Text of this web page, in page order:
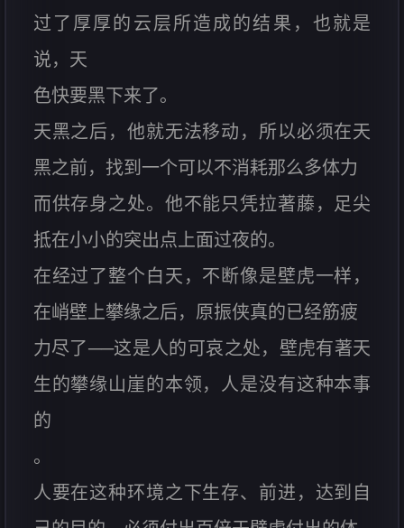
过了厚厚的云层所造成的结果，也就是
说，天
色快要黑下来了。
天黑之后，他就无法移动，所以必须在天
黑之前，找到一个可以不消耗那么多体力
而供存身之处。他不能只凭拉著藤，足尖
抵在小小的突出点上面过夜的。
在经过了整个白天，不断像是壁虎一样，
在峭壁上攀缘之后，原振侠真的已经筋疲
力尽了──这是人的可哀之处，壁虎有著天
生的攀缘山崖的本领，人是没有这种本事
的
。
人要在这种环境之下生存、前进，达到自